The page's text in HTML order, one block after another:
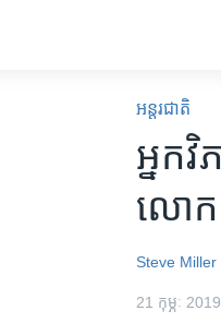
អន្តរជាតិ
អ្នក​
លោក
Steve Miller
21 កុម្ភៈ 2019